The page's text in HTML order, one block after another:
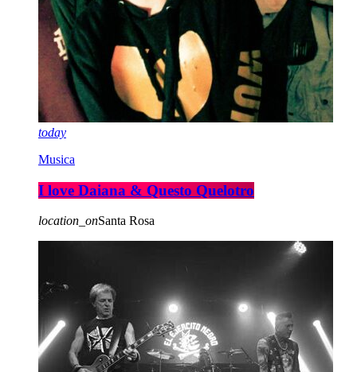
today
Musica
I love Daiana & Questo Quelotro
location_onSanta Rosa